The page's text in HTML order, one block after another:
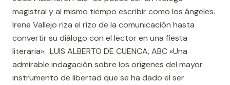
magistral y al mismo tiempo escribir como los ángeles.
Irene Vallejo riza el rizo de la comunicación hasta
convertir su diálogo con el lector en una fiesta
literaria». LUIS ALBERTO DE CUENCA, ABC «Una
admirable indagación sobre los orígenes del mayor
instrumento de libertad que se ha dado el ser